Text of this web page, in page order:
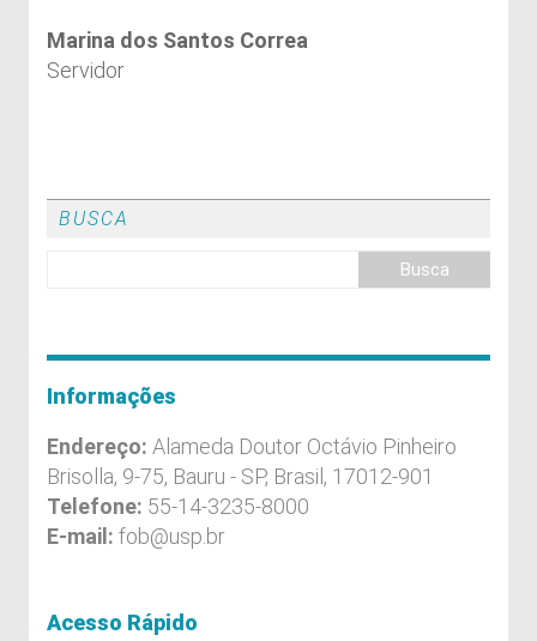
Marina dos Santos Correa
Servidor
BUSCA
Informações
Endereço: Alameda Doutor Octávio Pinheiro
Brisolla, 9-75, Bauru - SP, Brasil, 17012-901
Telefone: 55-14-3235-8000
E-mail: fob@usp.br
Acesso Rápido